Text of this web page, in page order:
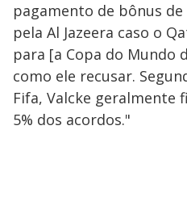
pagamento de bônus de
pela Al Jazeera caso o
para [a Copa do Mundo
como ele recusar.
Fifa, Valcke geralmente
5% dos acordos."